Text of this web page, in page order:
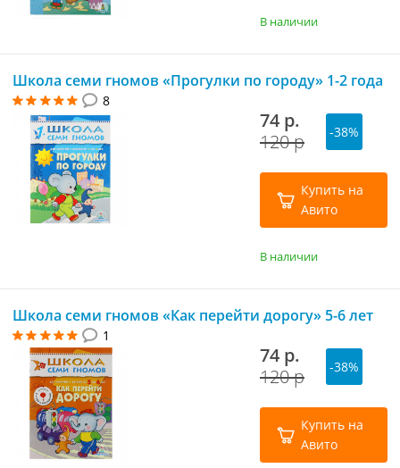
В наличии
Школа семи гномов «Прогулки по городу» 1-2 года
8
74 р.
120 р
-38%
Купить на
Авито
В наличии
Школа семи гномов «Как перейти дорогу» 5-6 лет
1
74 р.
120 р
-38%
Купить на
Авито